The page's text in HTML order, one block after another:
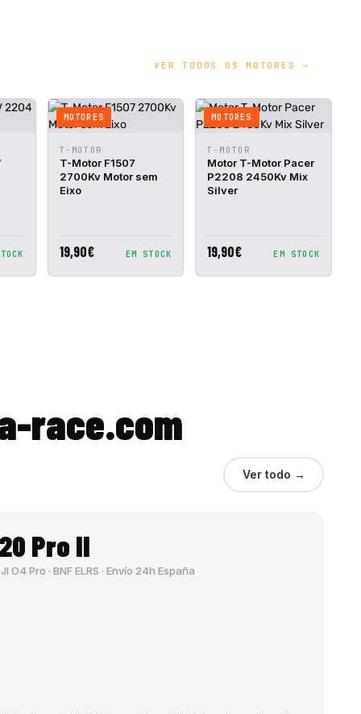
VER TODOS OS MOTORES →
MOTORES
VISTA
RÁPIDA
AO CESTO
T-MOTOR
T-Motor F1507
2700Kv Motor sem
Eixo
19,90€ EM STOCK
MOTORES
VISTA
RÁPIDA
AO CESTO
T-MOTOR
Motor T-Motor Pacer
P2208 2450Kv Mix
Silver
19,90€ EM STOCK
race.com
Ver todo →
Pro II
Pro · BNF ELRS · Envío 24h España